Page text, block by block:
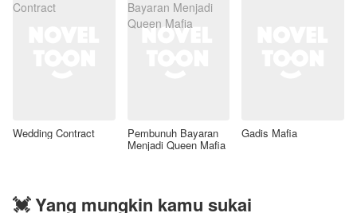
Wedding Contract Pembunuh Bayaran
Menjadi Queen Mafia
Gadis Mafia
💓 Yang mungkin kamu sukai